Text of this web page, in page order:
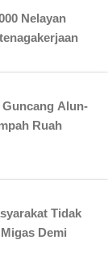
Nelayan
Guncang Alun-
Ruah
Tidak
Demi